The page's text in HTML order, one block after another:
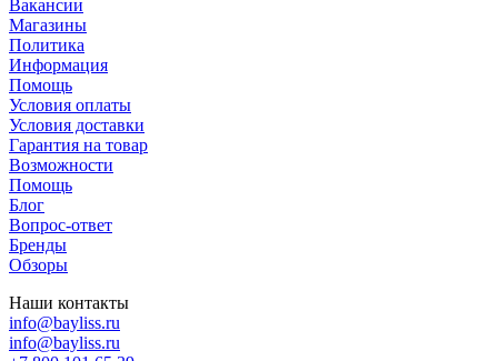
Вакансии
Магазины
Политика
Информация
Помощь
Условия оплаты
Условия доставки
Гарантия на товар
Возможности
Помощь
Блог
Вопрос-ответ
Бренды
Обзоры
Наши контакты
info@bayliss.ru
info@bayliss.ru